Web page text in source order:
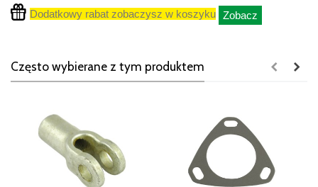
Dodatkowy rabat zobaczysz w koszyku Zobacz
Często wybierane z tym produktem